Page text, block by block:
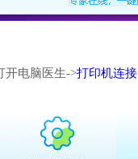
开电脑医生->打印机连接